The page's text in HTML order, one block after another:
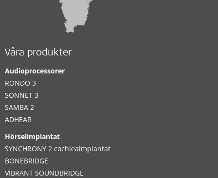
Våra produkter
Audioprocessorer
RONDO 3
SONNET 3
SAMBA 2
ADHEAR
Hörselimplantat
SYNCHRONY 2 cochleaimplantat
BONEBRIDGE
VIBRANT SOUNDBRIDGE